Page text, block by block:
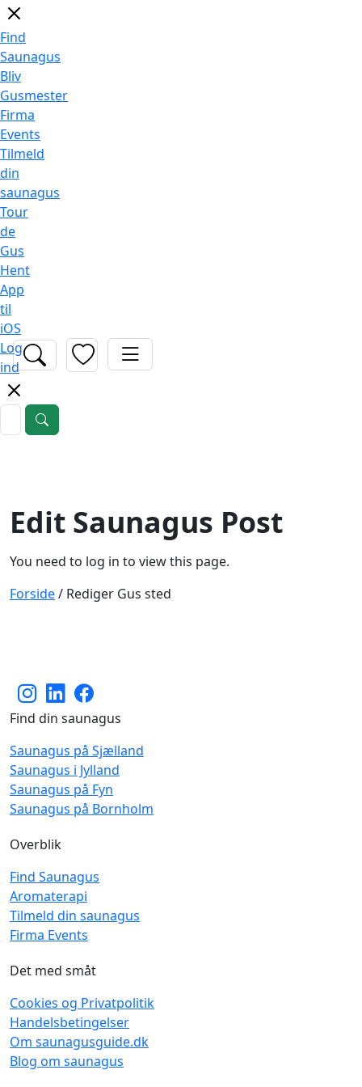
Find
Saunagus
Bliv
Gusmester
Firma
Events
Tilmeld
din
saunagus
Tour
de
Gus
Hent
App
til
iOS
Log
ind
Edit Saunagus Post
You need to log in to view this page.
Forside/ Rediger Gus sted
Find din saunagus
Saunagus på Sjælland
Saunagus i Jylland
Saunagus på Fyn
Saunagus på Bornholm
Overblik
Find Saunagus
Aromaterapi
Tilmeld din saunagus
Firma Events
Det med småt
Cookies og Privatpolitik
Handelsbetingelser
Om saunagusguide.dk
Blog om saunagus